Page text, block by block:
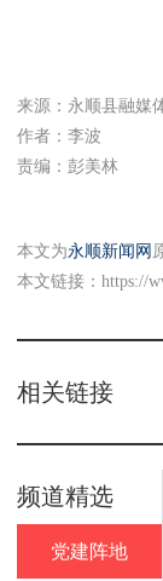
来源：永顺县融媒
作者：李波
责编：彭美林
本文为永顺新闻网
本文链接： https://
相关链接
频道精选
党建阵地